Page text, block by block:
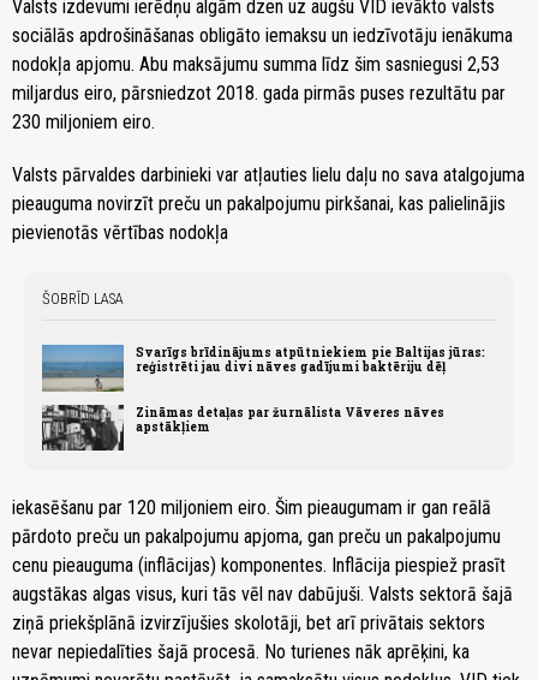
Valsts izdevumi ierēdņu algām dzen uz augšu VID ievākto valsts
sociālās apdrošināšanas obligāto iemaksu un iedzīvotāju ienākuma
nodokļa apjomu. Abu maksājumu summa līdz šim sasniegusi 2,53
miljardus eiro, pārsniedzot 2018. gada pirmās puses rezultātu par
230 miljoniem eiro.
Valsts pārvaldes darbinieki var atļauties lielu daļu no sava atalgojuma
pieauguma novirzīt preču un pakalpojumu pirkšanai, kas palielinājis
pievienotās vērtības nodokļa
ŠOBRĪD LASA
Svarīgs brīdinājums atpūtniekiem pie Baltijas jūras:
reģistrēti jau divi nāves gadījumi baktēriju dēļ
Zināmas detaļas par žurnālista Vāveres nāves
apstākļiem
iekasēšanu par 120 miljoniem eiro. Šim pieaugumam ir gan reālā
pārdoto preču un pakalpojumu apjoma, gan preču un pakalpojumu
cenu pieauguma (inflācijas) komponentes. Inflācija piespiež prasīt
augstākas algas visus, kuri tās vēl nav dabūjuši. Valsts sektorā šajā
ziņā priekšplānā izvirzījušies skolotāji, bet arī privātais sektors
nevar nepiedalīties šajā procesā. No turienes nāk aprēķini, ka